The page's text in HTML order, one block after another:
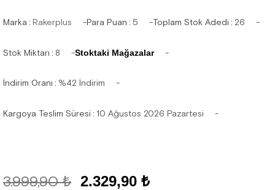
Marka: Rakerplus Para Puan : 5 Toplam Stok Adedi : 26
Stok Miktarı : 8 Stoktaki Mağazalar
İndirim Oranı : %42 İndirim
Kargoya Teslim Süresi : 10 Ağustos 2026 Pazartesi
3.999,90 ₺ 2.329,90 ₺